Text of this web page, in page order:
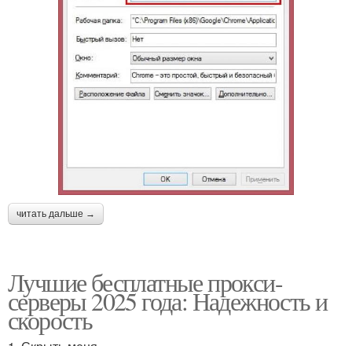
читать дальше →
Лучшие бесплатные прокси-
серверы 2025 года: Надежность и
скорость